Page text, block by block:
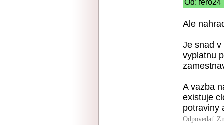
Od: fero24
Ale
Je snad v
vyplatnu
A vazba
existuje
potraviny
Odpovedať